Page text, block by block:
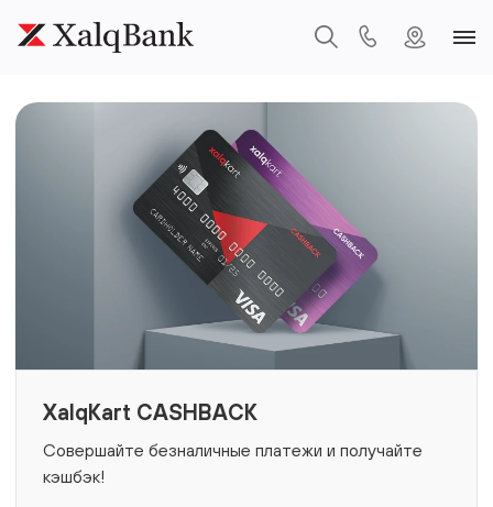
XalqKart CASHBACK
Совершайте безналичные платежи и получайте
кэшбэк!